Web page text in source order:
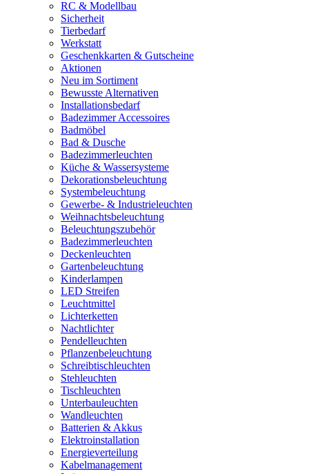
RC & Modellbau
Sicherheit
Tierbedarf
Werkstatt
Geschenkkarten & Gutscheine
Aktionen
Neu im Sortiment
Bewusste Alternativen
Installationsbedarf
Badezimmer Accessoires
Badmöbel
Bad & Dusche
Badezimmerleuchten
Küche & Wassersysteme
Dekorationsbeleuchtung
Systembeleuchtung
Gewerbe- & Industrieleuchten
Weihnachtsbeleuchtung
Beleuchtungszubehör
Badezimmerleuchten
Deckenleuchten
Gartenbeleuchtung
Kinderlampen
LED Streifen
Leuchtmittel
Lichterketten
Nachtlichter
Pendelleuchten
Pflanzenbeleuchtung
Schreibtischleuchten
Stehleuchten
Tischleuchten
Unterbauleuchten
Wandleuchten
Batterien & Akkus
Elektroinstallation
Energieverteilung
Kabelmanagement